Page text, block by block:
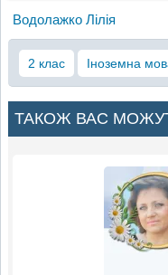
Водолажко Лілія
2 клас Іноземна
ТАКОЖ ВАС